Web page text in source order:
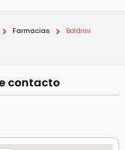
Farmacias Boldrini
contacto